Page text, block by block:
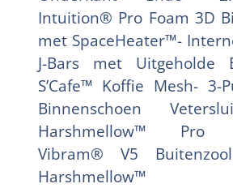
Intuition® Pro Foam 3D
met SpaceHeater™-
J-Bars met Uitgeholde
S’Cafe™ Koffie Mesh- 3-
Binnenschoen
Harshmellow™ Pro
Vibram® V5
Harshmellow™